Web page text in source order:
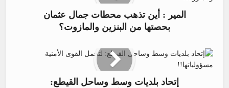
المير : أين تذهب محطات جمال عثمان
بحصتها من البنزين والمازوت؟
إتحاد بلديات وسط وساحل القيطع: